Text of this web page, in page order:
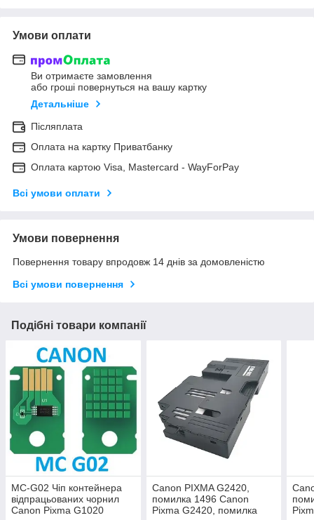
Умови оплати
Ви отримаєте замовлення
або гроші повернуться на вашу картку
Детальніше
Післяплата
Оплата на картку Приватбанку
Оплата картою Visa, Mastercard - WayForPay
Всі умови оплати
Умови повернення
Повернення товару впродовж 14 днів за домовленістю
Всі умови повернення
Подібні товари компанії
MC-G02 Чіп контейнера
відпрацьованих чорнил
Canon Pixma G1020
Canon PIXMA G2420,
помилка 1496 Canon
Pixma G2420, помилка